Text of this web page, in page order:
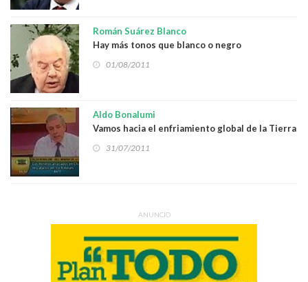
Román Suárez Blanco
Hay más tonos que blanco o negro
01/08/2011
Aldo Bonalumi
Vamos hacia el enfriamiento global de la Tierra
31/07/2011
ANUNCIO